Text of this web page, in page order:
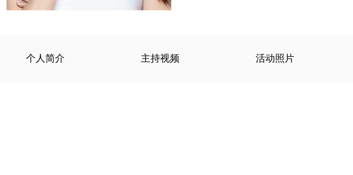
个人简介 主持视频 活动照片